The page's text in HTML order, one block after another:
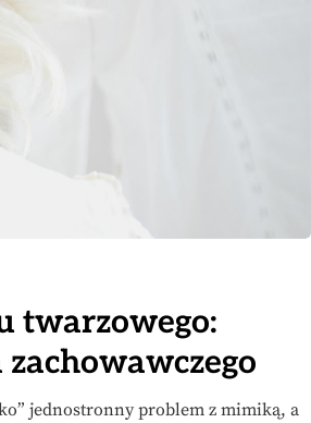
twarzowego:
jednostronny problem z mimiką, a